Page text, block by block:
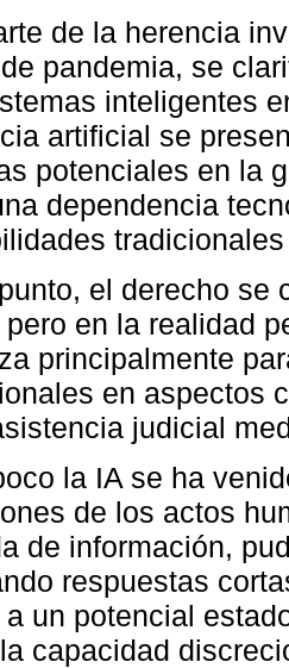
de la herencia
pandemia, se
inteligentes
artificial se
potenciales en la
dependencia
el derecho se
en la realidad
principalmente
en aspectos
judicial
la IA se ha
de los actos
de información,
respuestas
un potencial
capacidad